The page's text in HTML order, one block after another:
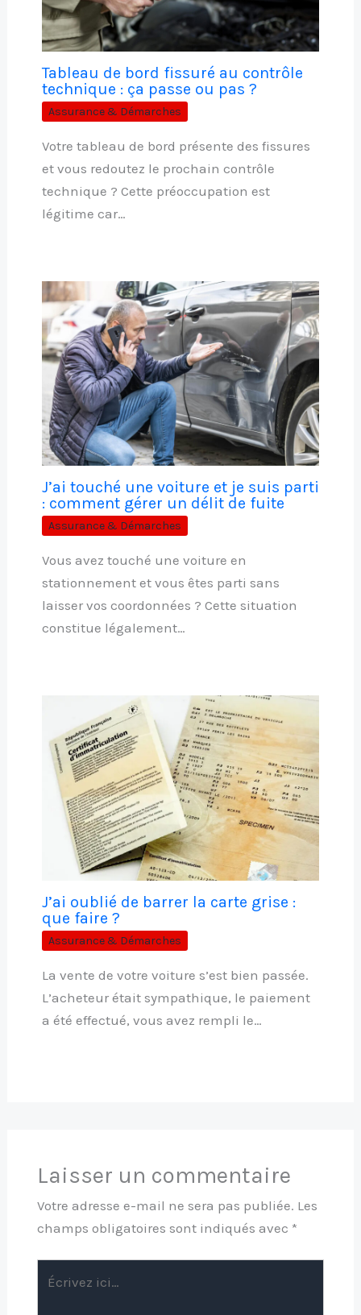
Tableau de bord fissuré au contrôle
technique : ça passe ou pas ?
Assurance & Démarches
Votre tableau de bord présente des fissures
et vous redoutez le prochain contrôle
technique ? Cette préoccupation est
légitime car…
J’ai touché une voiture et je suis parti
: comment gérer un délit de fuite
Assurance & Démarches
Vous avez touché une voiture en
stationnement et vous êtes parti sans
laisser vos coordonnées ? Cette situation
constitue légalement…
J’ai oublié de barrer la carte grise :
que faire ?
Assurance & Démarches
La vente de votre voiture s’est bien passée.
L’acheteur était sympathique, le paiement
a été effectué, vous avez rempli le…
Laisser un commentaire
Votre adresse e-mail ne sera pas publiée. Les
champs obligatoires sont indiqués avec *